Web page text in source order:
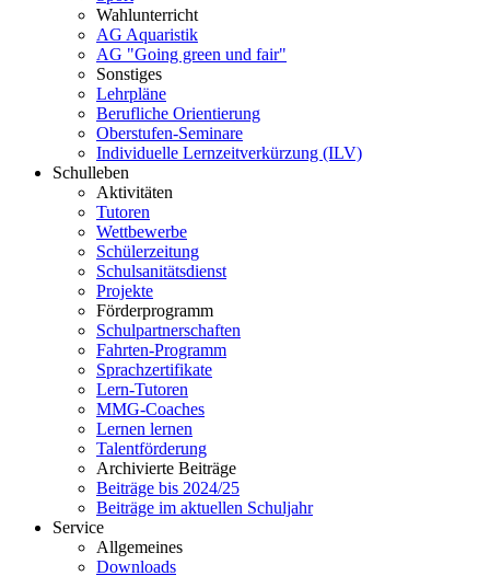
Wahlunterricht
AG Aquaristik
AG "Going green und fair"
Sonstiges
Lehrpläne
Berufliche Orientierung
Oberstufen-Seminare
Individuelle Lernzeitverkürzung (ILV)
Schulleben
Aktivitäten
Tutoren
Wettbewerbe
Schülerzeitung
Schulsanitätsdienst
Projekte
Förderprogramm
Schulpartnerschaften
Fahrten-Programm
Sprachzertifikate
Lern-Tutoren
MMG-Coaches
Lernen lernen
Talentförderung
Archivierte Beiträge
Beiträge bis 2024/25
Beiträge im aktuellen Schuljahr
Service
Allgemeines
Downloads